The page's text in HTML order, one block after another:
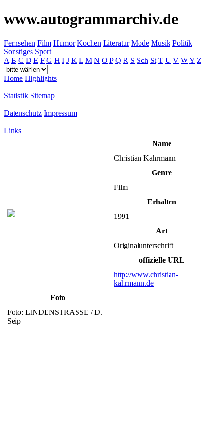
www.autogrammarchiv.de
Fernsehen Film Humor Kochen Literatur Mode Musik Politik
Sonstiges Sport
A B C D E F G H I J K L M N O P Q R S Sch St T U V WY Z
Home Highlights
Statistik Sitemap
Datenschutz Impressum
Links
Name
Christian Kahrmann
Genre
Film
Erhalten
1991
Art
Originalunterschrift
offizielle URL
http://www.christian-
kahrmann.de
Foto
Foto: LINDENSTRASSE / D.
Seip